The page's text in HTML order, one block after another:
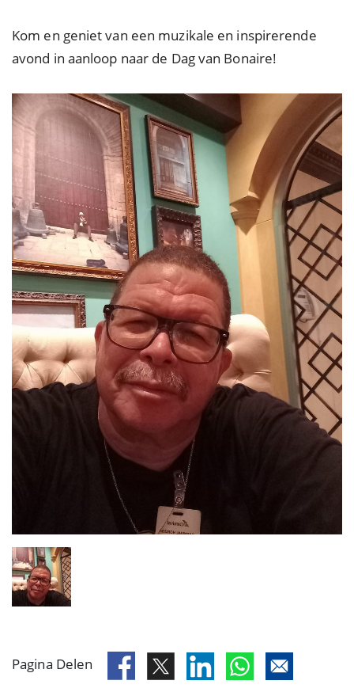
Kom en geniet van een muzikale en inspirerende
avond in aanloop naar de Dag van Bonaire!
Pagina Delen